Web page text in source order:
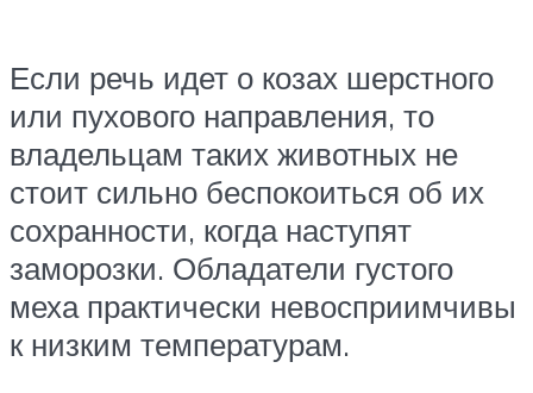
Если речь идет о козах шерстного
или пухового направления, то
владельцам таких животных не
стоит сильно беспокоиться об их
сохранности, когда наступят
заморозки. Обладатели густого
меха практически невосприимчивы
к низким температурам.